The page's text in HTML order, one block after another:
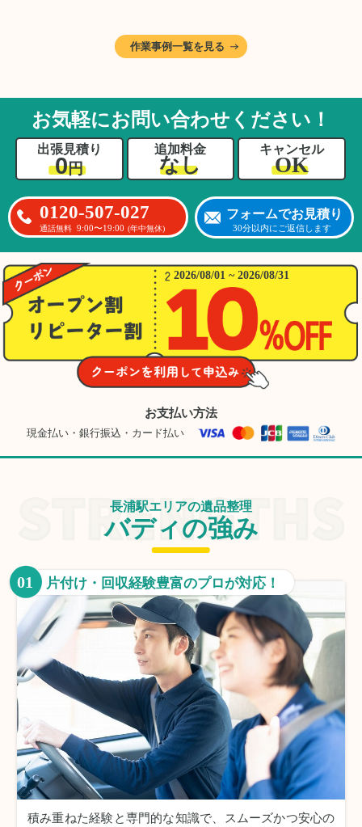
に仕分けしました。
A様から「手際よく進めてくれて助かりまし
るのは難しかったと思います」との温かいお言
葉をいただきました。遺品整理という心の負担
が大きい作業において、少しでもA様の力にな
れたことをスタッフ一同嬉しく思います。
作業事例一覧を見る
お気軽にお問い合わせください！
出張見積り
0円
追加料金
なし
キャンセル
OK
0120-507-027
通話無料 9:00〜19:00 (年中無休)
フォームでお見積り
30分以内にご返信します
2026/08/01 ~ 2026/08/31
お支払い方法
現金払い・銀行振込・カード払い
長浦駅エリアの遺品整理
バディの強み
01 片付け・回収経験豊富のプロが対応！
積み重ねた経験と専門的な知識で、スムーズかつ安心の